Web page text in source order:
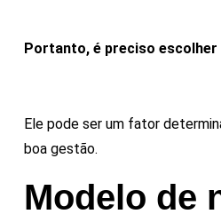
Portanto, é preciso escolher
Ele pode ser um fator
boa gestão.
Modelo de